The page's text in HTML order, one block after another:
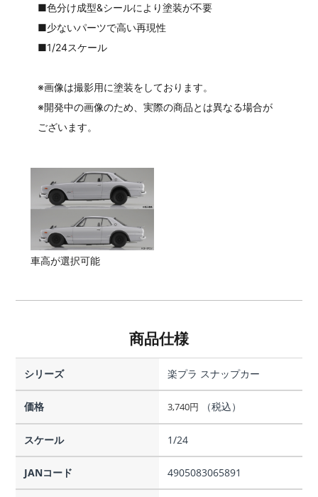
■色分け成型&シールにより塗装が不要
■少ないパーツで高い再現性
■1/24スケール
※画像は撮影用に塗装をしております。
※開発中の画像のため、実際の商品とは異なる場合が
ございます。
車高が選択可能
商品仕様
シリーズ 楽プラ スナップカー
価格 3,740円 （税込）
スケール 1/24
JANコード 4905083065891